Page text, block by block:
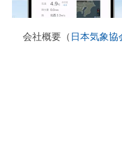
会社概要（ 日本気象協